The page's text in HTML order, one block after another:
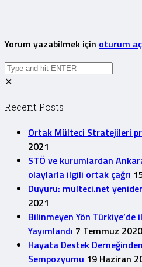
Yorum yazabilmek için oturum
✕
Recent Posts
Ortak Mülteci Stratejileri
2021
STÖ ve kurumlardan
olaylarla ilgili ortak çağrı
Duyuru: multeci.net
2021
Bilinmeyen Yön
Yayımlandı 7 Temmuz 2020
Hayata Destek
Sempozyumu 19 Haziran